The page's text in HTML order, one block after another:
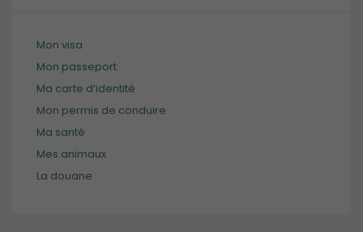
Mon visa
Mon passeport
Ma carte d’identité
Mon permis de conduire
Ma santé
Mes animaux
La douane